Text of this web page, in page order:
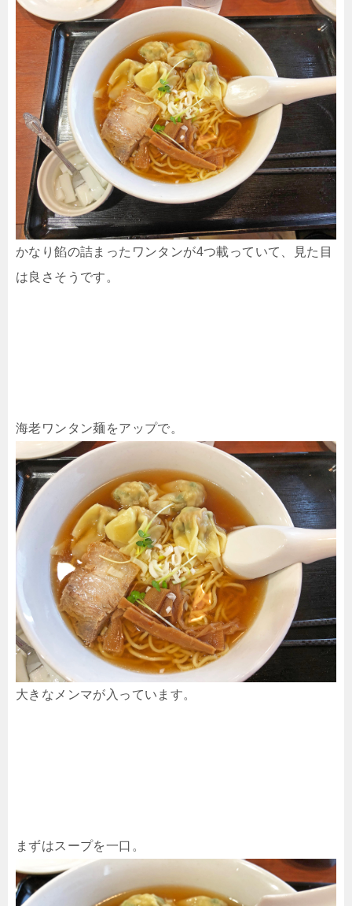
かなり餡の詰まったワンタンが4つ載っていて、見た目
は良さそうです。
海老ワンタン麺をアップで。
大きなメンマが入っています。
まずはスープを一口。